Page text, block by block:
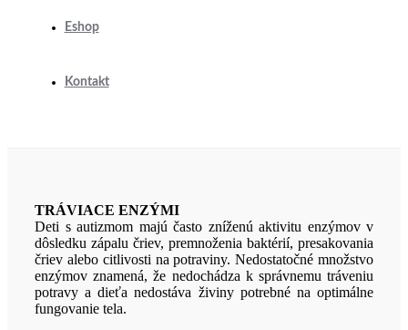
Eshop
Kontakt
TRÁVIACE ENZÝMI
Deti s autizmom majú často zníženú aktivitu enzýmov v
dôsledku zápalu čriev, premnoženia baktérií, presakovania
čriev alebo citlivosti na potraviny. Nedostatočné množstvo
enzýmov znamená, že nedochádza k správnemu tráveniu
potravy a dieťa nedostáva živiny potrebné na optimálne
fungovanie tela.